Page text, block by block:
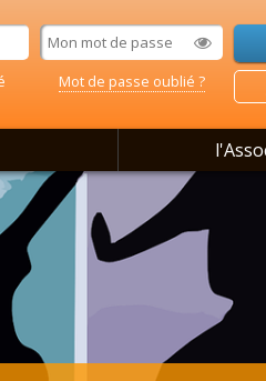
Mot de passe oublié ?